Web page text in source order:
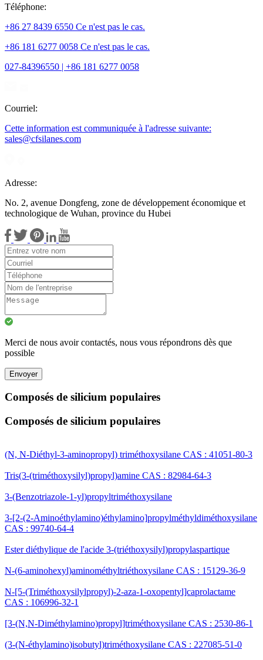
Téléphone:
+86 27 8439 6550 Ce n'est pas le cas.
+86 181 6277 0058 Ce n'est pas le cas.
027-84396550 | +86 181 6277 0058
Courriel:
Cette information est communiquée à l'adresse suivante:
sales@cfsilanes.com
Adresse:
No. 2, avenue Dongfeng, zone de développement économique et
technologique de Wuhan, province du Hubei
Merci de nous avoir contactés, nous vous répondrons dès que
possible
Envoyer
Composés de silicium populaires
Composés de silicium populaires
(N, N-Diéthyl-3-aminopropyl) triméthoxysilane CAS : 41051-80-3
Tris(3-(triméthoxysilyl)propyl)amine CAS : 82984-64-3
3-(Benzotriazole-1-yl)propyltriméthoxysilane
3-[2-(2-Aminoéthylamino)éthylamino]propylméthyldiméthoxysilane
CAS : 99740-64-4
Ester diéthylique de l'acide 3-(triéthoxysilyl)propylaspartique
N-(6-aminohexyl)aminométhyltriéthoxysilane CAS : 15129-36-9
N-[5-(Triméthoxysilylpropyl)-2-aza-1-oxopentyl]caprolactame
CAS : 106996-32-1
[3-(N,N-Diméthylamino)propyl]triméthoxysilane CAS : 2530-86-1
(3-(N-éthylamino)isobutyl)triméthoxysilane CAS : 227085-51-0